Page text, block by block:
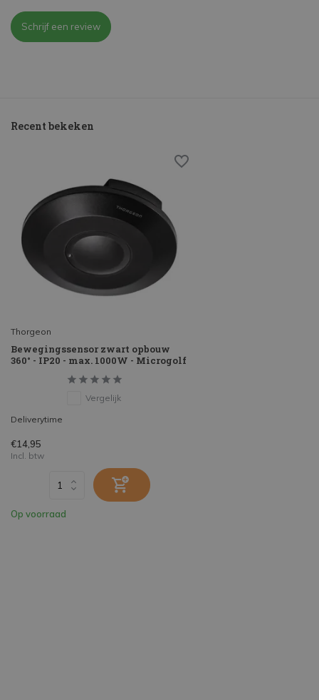
Schrijf een review
Recent bekeken
Thorgeon
Bewegingssensor zwart opbouw
360° - IP20 - max. 1000W - Microgolf
Vergelijk
Deliverytime
€14,95
Incl. btw
Op voorraad